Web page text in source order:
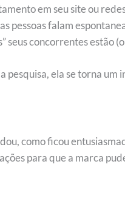
em seu site ou
pessoas falam
seus concorrentes estão
pesquisa, ela se torna
como ficou
para que a marca